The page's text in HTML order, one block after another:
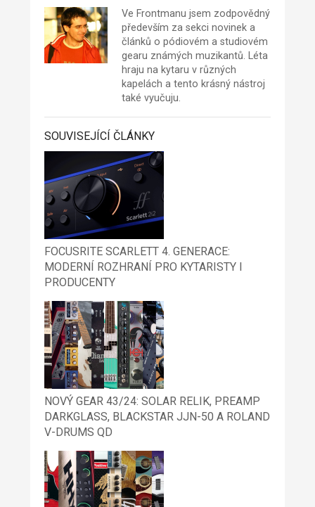
Ve Frontmanu jsem zodpovědný
především za sekci novinek a
článků o pódiovém a studiovém
gearu známých muzikantů. Léta
hraju na kytaru v různých
kapelách a tento krásný nástroj
také vyučuju.
SOUVISEJÍCÍ ČLÁNKY
FOCUSRITE SCARLETT 4. GENERACE:
MODERNÍ ROZHRANÍ PRO KYTARISTY I
PRODUCENTY
NOVÝ GEAR 43/24: SOLAR RELIK, PREAMP
DARKGLASS, BLACKSTAR JJN-50 A ROLAND
V-DRUMS QD